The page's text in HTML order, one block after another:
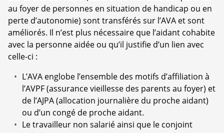
au foyer de personnes en situation de handicap ou en
perte d’autonomie) sont transférés sur l’AVA et sont
améliorés. Il n’est plus nécessaire que l’aidant cohabite
avec la personne aidée ou qu’il justifie d’un lien avec
celle-ci :
L’AVA englobe l’ensemble des motifs d’affiliation à
l’AVPF (assurance vieillesse des parents au foyer) et
de l’AJPA (allocation journalière du proche aidant)
ou d’un congé de proche aidant.
Le travailleur non salarié ainsi que le conjoint